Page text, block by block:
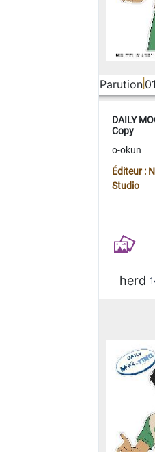
Parution
DAILY
Copy
o-okun
Éditeur :
Studio
herd